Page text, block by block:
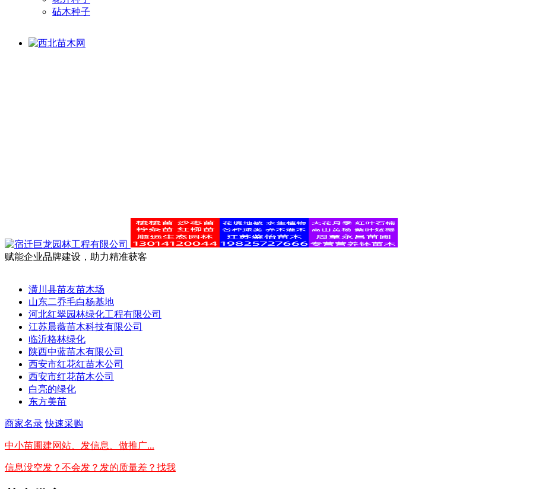
砧木种子
赋能企业品牌建设，助力精准获客
潢川县苗友苗木场
山东二乔毛白杨基地
河北红翠园林绿化工程有限公司
江苏晨薇苗木科技有限公司
临沂格林绿化
陕西中蓝苗木有限公司
西安市红花红苗木公司
西安市红花苗木公司
白亮的绿化
东方美苗
商家名录 快速采购
中小苗圃建网站、发信息、做推广...
信息没空发？不会发？发的质量差？找我